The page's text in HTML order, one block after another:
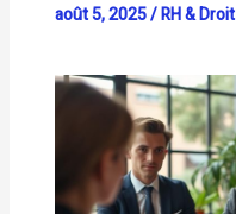
août 5, 2025/RH & Droit